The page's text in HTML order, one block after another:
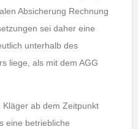
Absicherung Rechnung
sei daher eine
unterhalb des
liege, als mit dem AGG
ab dem Zeitpunkt
eine betriebliche